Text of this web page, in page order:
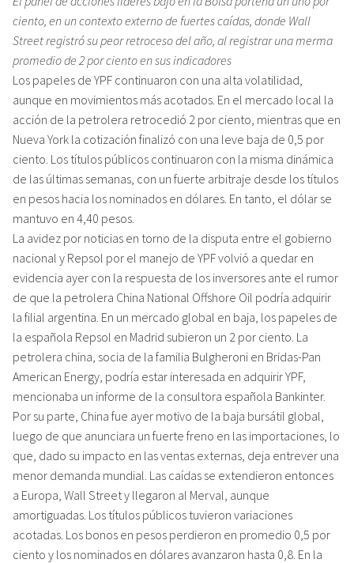
ciento, en un contexto externo de fuertes caídas, donde Wall
Street registró su peor retroceso del año, al registrar una merma
promedio de 2 por ciento en sus indicadores
Los papeles de YPF continuaron con una alta volatilidad,
aunque en movimientos más acotados. En el mercado local la
acción de la petrolera retrocedió 2 por ciento, mientras que en
Nueva York la cotización finalizó con una leve baja de 0,5 por
ciento. Los títulos públicos continuaron con la misma dinámica
de las últimas semanas, con un fuerte arbitraje desde los títulos
en pesos hacia los nominados en dólares. En tanto, el dólar se
mantuvo en 4,40 pesos.
La avidez por noticias en torno de la disputa entre el gobierno
nacional y Repsol por el manejo de YPF volvió a quedar en
evidencia ayer con la respuesta de los inversores ante el rumor
de que la petrolera China National Offshore Oil podría adquirir
la filial argentina. En un mercado global en baja, los papeles de
la española Repsol en Madrid subieron un 2 por ciento. La
petrolera china, socia de la familia Bulgheroni en Bridas-Pan
American Energy, podría estar interesada en adquirir YPF,
mencionaba un informe de la consultora española Bankinter.
Por su parte, China fue ayer motivo de la baja bursátil global,
luego de que anunciara un fuerte freno en las importaciones, lo
que, dado su impacto en las ventas externas, deja entrever una
menor demanda mundial. Las caídas se extendieron entonces
a Europa, Wall Street y llegaron al Merval, aunque
amortiguadas. Los títulos públicos tuvieron variaciones
acotadas. Los bonos en pesos perdieron en promedio 0,5 por
ciento y los nominados en dólares avanzaron hasta 0,8. En la